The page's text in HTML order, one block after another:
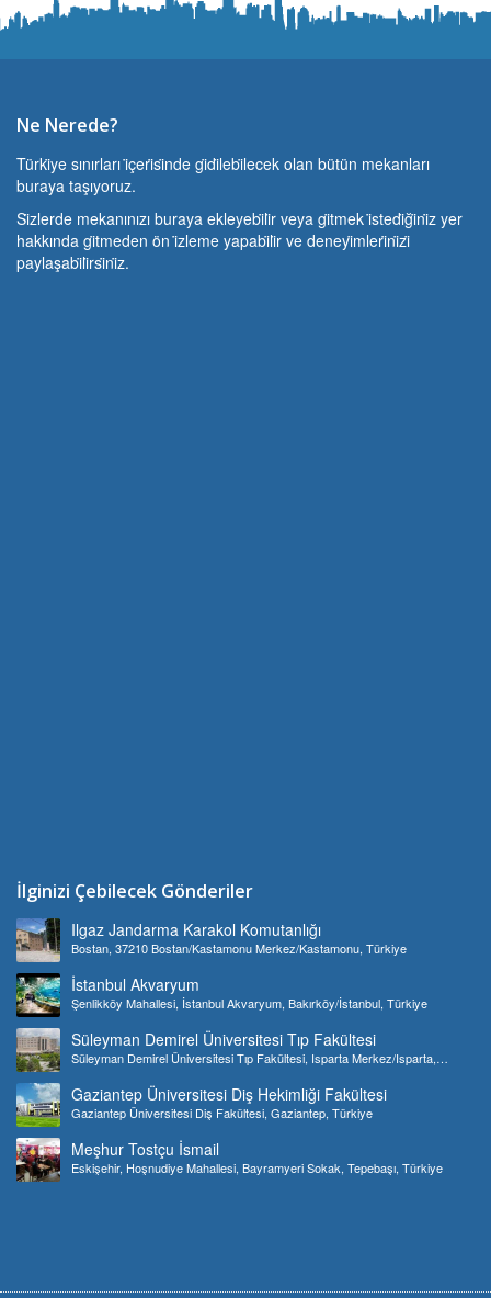
Ne Nerede?
Türki̇ye sınırları i̇çeri̇si̇nde gi̇di̇lebi̇lecek olan bütün mekanları
buraya taşıyoruz.
Si̇zlerde mekanınızı buraya ekleyebi̇li̇r veya gi̇tmek i̇stedi̇ği̇ni̇z yer
hakkında gi̇tmeden ön i̇zleme yapabi̇li̇r ve deneyi̇mleri̇ni̇zi̇
paylaşabi̇li̇rsi̇ni̇z.
İlginizi Çebilecek Gönderiler
Ilgaz Jandarma Karakol Komutanlığı
Bostan, 37210 Bostan/Kastamonu Merkez/Kastamonu, Türkiye
İstanbul Akvaryum
Şenlikköy Mahallesi, İstanbul Akvaryum, Bakırköy/İstanbul, Türkiye
Süleyman Demirel Üniversitesi Tıp Fakültesi
Süleyman Demirel Üniversitesi Tıp Fakültesi, Isparta Merkez/Isparta,
Gaziantep Üniversitesi Diş Hekimliği Fakültesi
Gaziantep Üniversitesi Diş Fakültesi, Gaziantep, Türkiye
Meşhur Tostçu İsmail
Eskişehir, Hoşnudiye Mahallesi, Bayramyeri Sokak, Tepebaşı, Türkiye